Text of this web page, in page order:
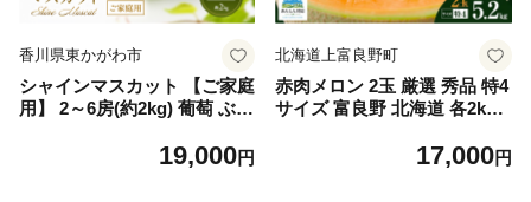
香川県東かがわ市
シャインマスカット 【ご家庭
用】 2～6房(約2kg) 葡萄 ぶど
もの 果実 旬の果物 旬のフル
19,000円
北海道上富良野町
赤肉メロン 2玉 厳選 秀品 特4
サイズ 富良野 北海道 各2kg
富良野 メロン めろん 果物 く
17,000円